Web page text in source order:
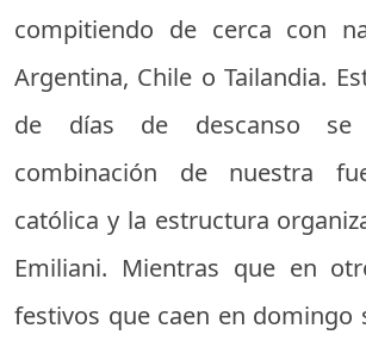
compitiendo de cerca con
Argentina, Chile o Tailandia.
de días de descanso
combinación de nuestra
católica y la estructura
Emiliani. Mientras que en
festivos que caen en domingo